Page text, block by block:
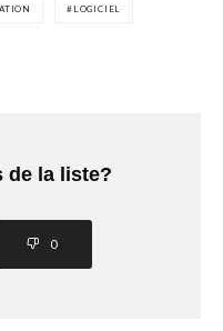
LOGICIEL
de la liste?
0